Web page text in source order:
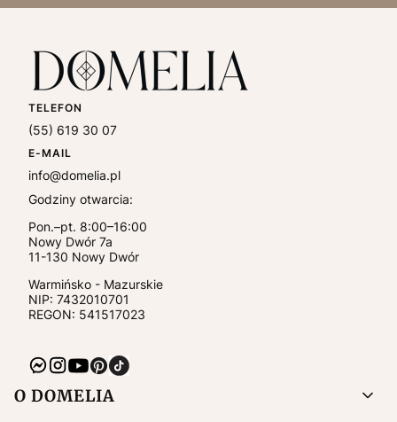
TELEFON
(55) 619 30 07
E-MAIL
info@domelia.pl
Godziny otwarcia:
Pon.–pt. 8:00–16:00
Nowy Dwór 7a
11-130 Nowy Dwór
Warmińsko - Mazurskie
NIP: 7432010701
REGON: 541517023
Linki w stopce
O DOMELIA